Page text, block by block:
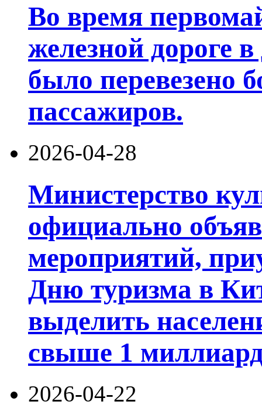
Во время
железной дороге
было перевезено
пассажиров.
2026-04-28
Министерство
официально
мероприятий,
Дню туризма в
выделить
свыше 1
2026-04-22